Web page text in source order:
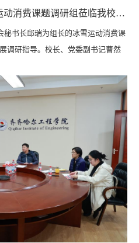
民建黑龙江省委会冰雪运动消费课题调研组莅临我校调研指导
秘书长邱瑞为组长的冰雪运动消费课
调研指导。校长、党委副书记曹然
导的陪同下参观了我校产教融合基
育馆、健身馆、瑜伽馆、药食同源
生命周期健康管理中心、游泳馆以
，并就各场馆的规划定...